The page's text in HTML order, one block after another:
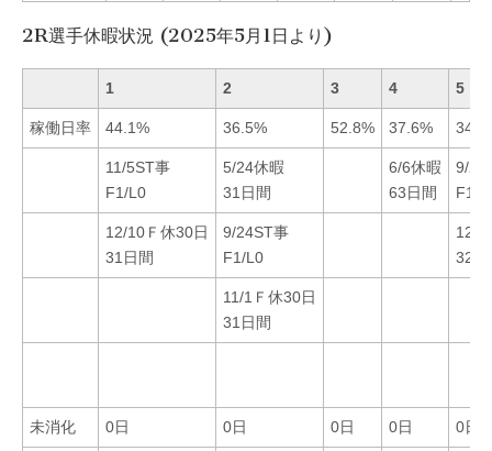
2R選手休暇状況 (2025年5月1日より)
1 2 3 4 5
稼働日率 44.1% 36.5% 52.8% 37.6%
11/5ST事
F1/L0
5/24休暇
31日間
6/6休暇
63日間
9/
F1/
12/10Ｆ休30日
31日間
9/24ST事
F1/L0
12/
32日
11/1Ｆ休30日
31日間
未消化 0日 0日 0日 0日 0日